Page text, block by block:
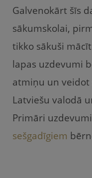
Galvenokārt šīs
sākumskolai,
tikko sākuši
lapas uzdevumi
atmiņu un veidot
Latviešu valodā
Primāri
sešgadīgiem